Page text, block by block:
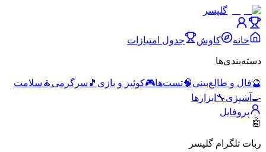
گلپسر
خانه کاوش جدول امتیازات
دسته‌بندی‌ها
🔮فال و طالع‌بینی🧠تست‌ها🎮کوئیز و بازی 🎵 سرگرمی 🧘 سلامت
🍳 آشپزی🔧 ابزارها
پروفایل
🤖
ربات تلگرام گلپسر